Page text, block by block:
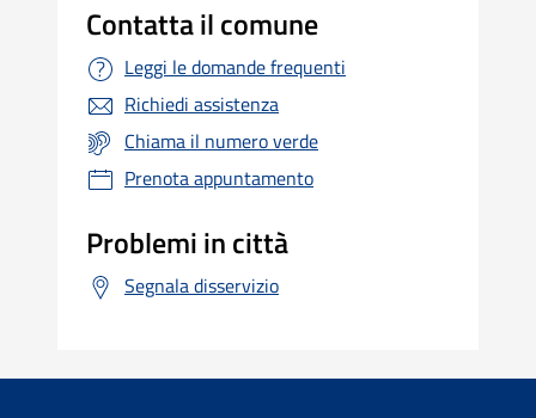
Contatta il comune
Leggi le domande frequenti
Richiedi assistenza
Chiama il numero verde
Prenota appuntamento
Problemi in città
Segnala disservizio